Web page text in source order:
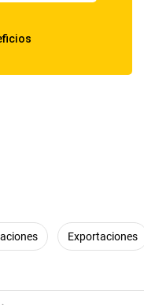
Exportaciones